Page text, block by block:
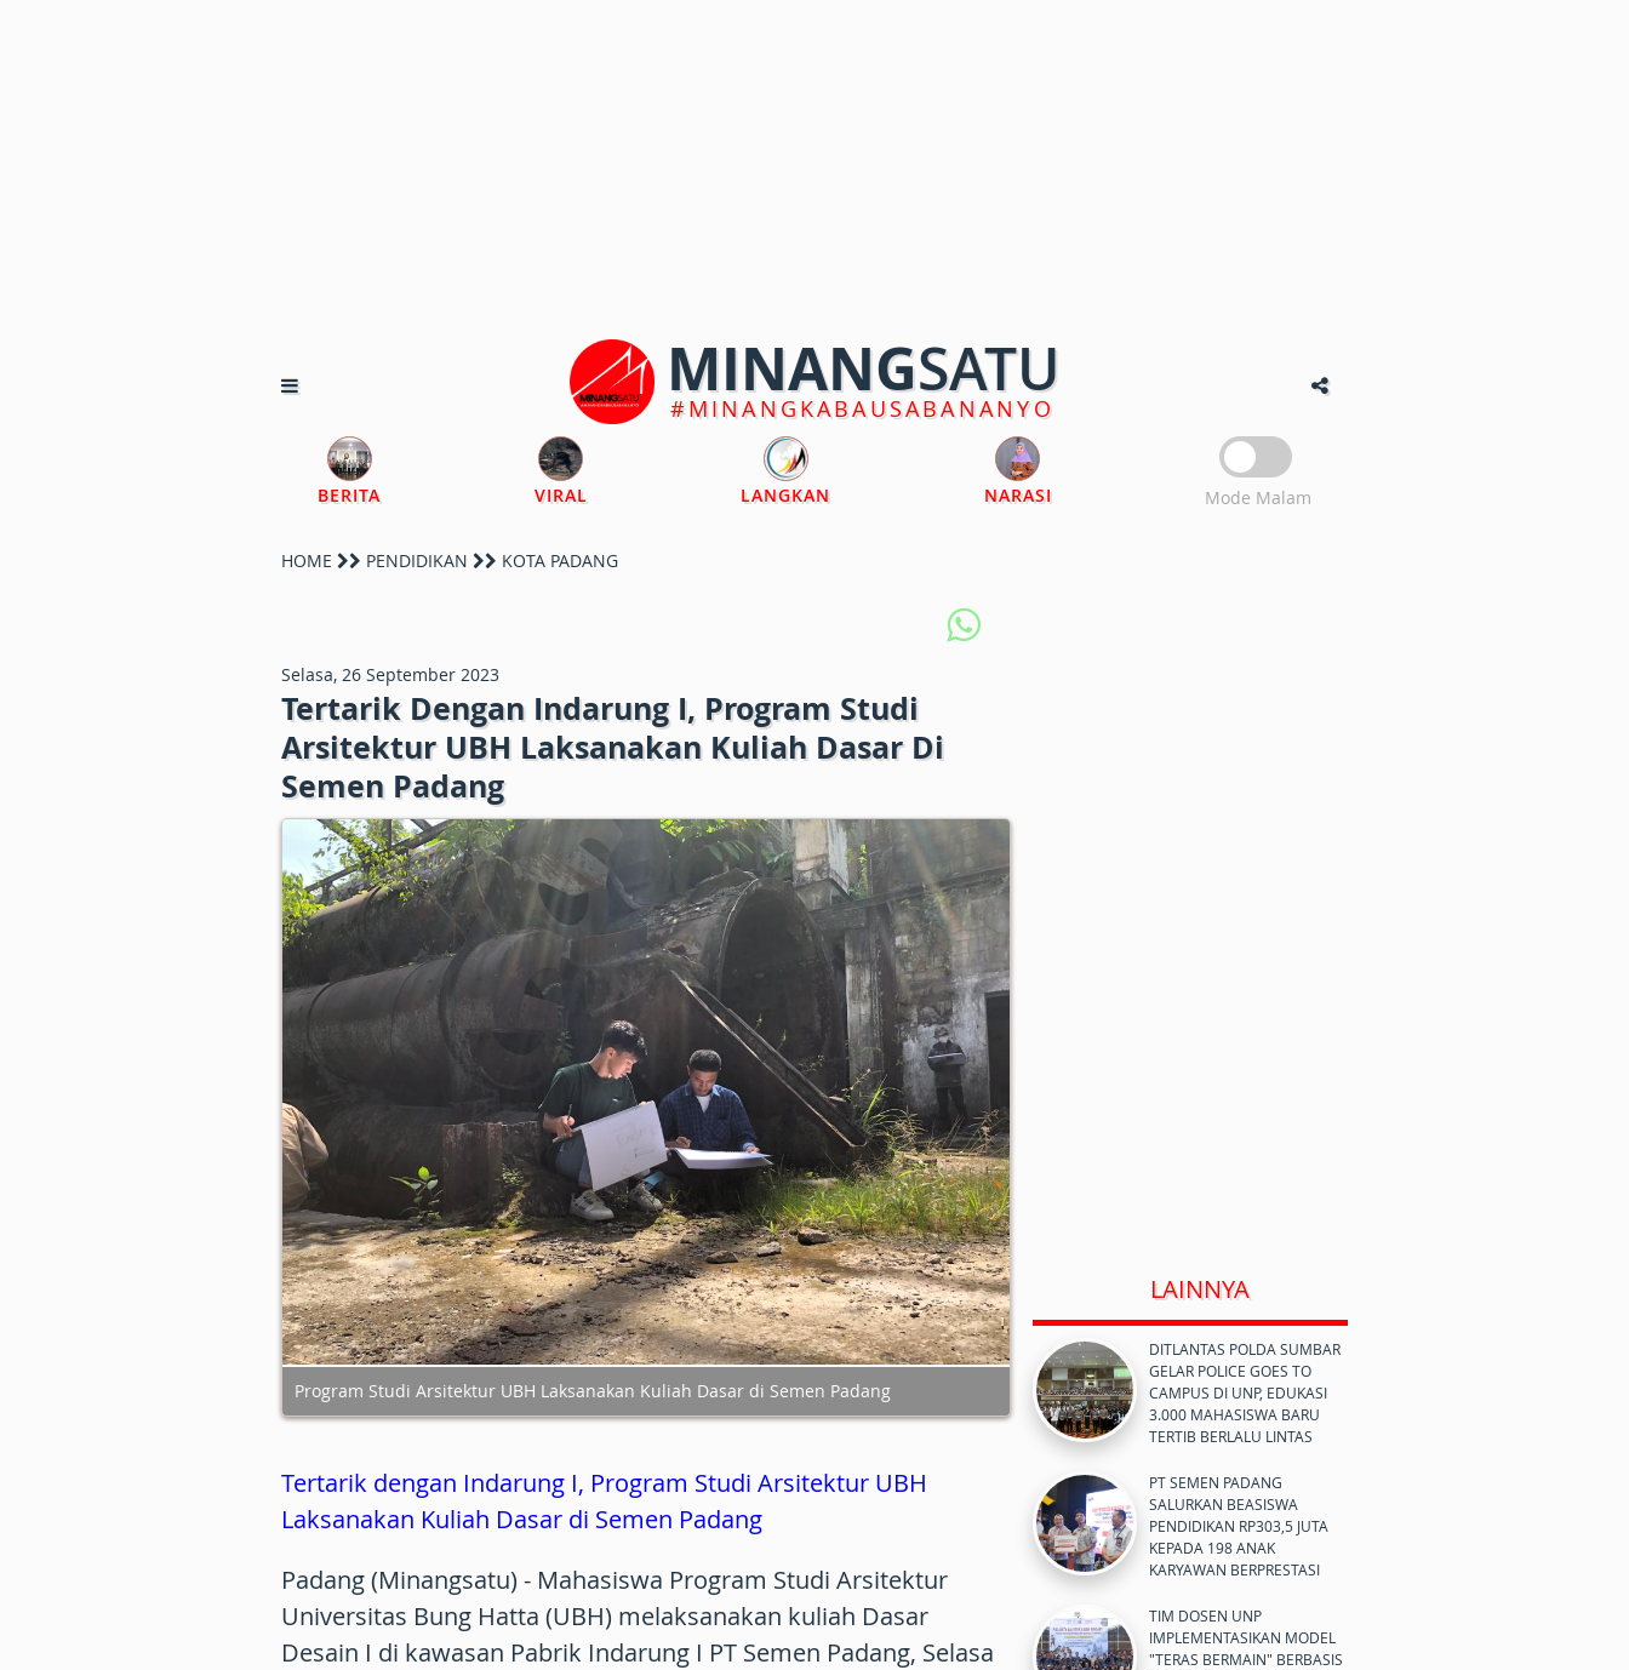
MINANGSATU
#MINANGKABAUSABANANYO
BERITA VIRAL LANGKAN NARASI Mode Malam
HOME PENDIDIKAN KOTA PADANG
Selasa, 26 September 2023
Tertarik Dengan Indarung I, Program Studi
Arsitektur UBH Laksanakan Kuliah Dasar Di
Semen Padang
Program Studi Arsitektur UBH Laksanakan Kuliah Dasar di Semen Padang
Tertarik dengan Indarung I, Program Studi Arsitektur UBH
Laksanakan Kuliah Dasar di Semen Padang
Padang (Minangsatu) - Mahasiswa Program Studi Arsitektur
Universitas Bung Hatta (UBH) melaksanakan kuliah Dasar
Desain I di kawasan Pabrik Indarung I PT Semen Padang, Selasa
LAINNYA
DITLANTAS POLDA SUMBAR
GELAR POLICE GOES TO
CAMPUS DI UNP, EDUKASI
3.000 MAHASISWA BARU
TERTIB BERLALU LINTAS
PT SEMEN PADANG
SALURKAN BEASISWA
PENDIDIKAN RP303,5 JUTA
KEPADA 198 ANAK
KARYAWAN BERPRESTASI
TIM DOSEN UNP
IMPLEMENTASIKAN MODEL
"TERAS BERMAIN" BERBASIS